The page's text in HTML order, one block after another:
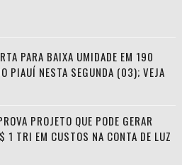
PARA BAIXA UMIDADE EM 190
PIAUÍ NESTA SEGUNDA (03); VEJA
PROJETO QUE PODE GERAR
1 TRI EM CUSTOS NA CONTA DE LUZ